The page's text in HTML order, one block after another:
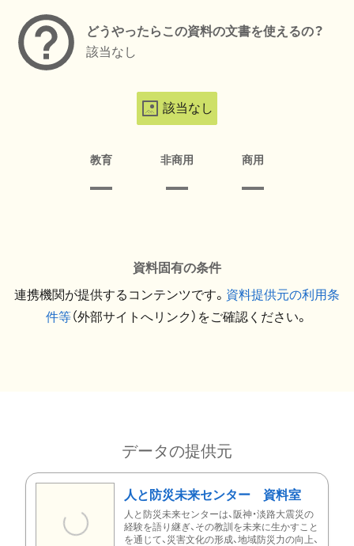
どうやったらこの資料の文書を使えるの？
該当なし
該当なし
教育 非商用 商用
資料固有の条件
連携機関が提供するコンテンツです。 資料提供元の利用条
件等（外部サイトへリンク）をご確認ください。
データの提供元
人と防災未来センター 資料室
人と防災未来センターは、阪神・淡路大震災の
経験を語り継ぎ、その教訓を未来に生かすこと
を通じて、災害文化の形成、地域防災力の向上、